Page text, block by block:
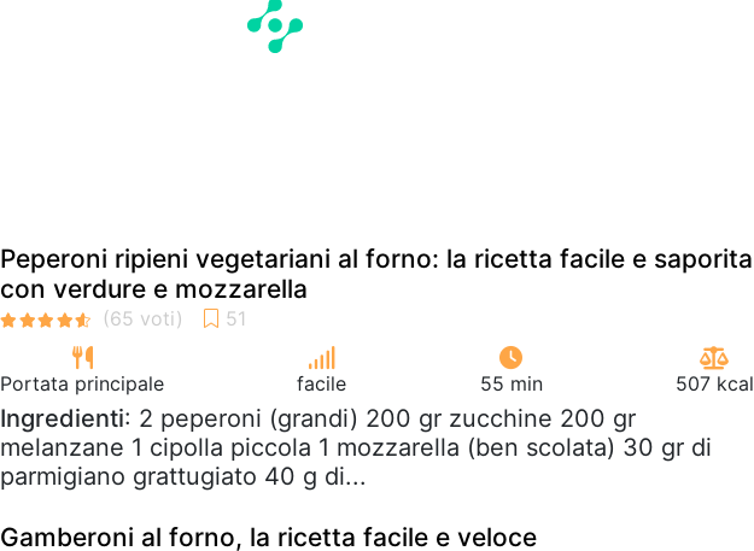
Peperoni ripieni vegetariani al forno: la ricetta facile e saporita
con verdure e mozzarella
Portata principale facile 55 min 507 kcal
Ingredienti: 2 peperoni (grandi) 200 gr zucchine 200 gr
melanzane 1 cipolla piccola 1 mozzarella (ben scolata) 30 gr di
parmigiano grattugiato 40 g di...
Gamberoni al forno, la ricetta facile e veloce